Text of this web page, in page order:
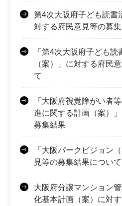
第4次大阪府子ども読書
対する府民意見等の募
「第4次大阪府子ども
（案）」に対する府民
て
「大阪府視覚障がい者
進に関する計画（案）
募集結果
「大阪パークビジョン
見等の募集結果について
大阪府分譲マンション
化基本計画（案）に対